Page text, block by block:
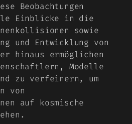
Beobachtungen
Einblicke in die
sowie
und Entwicklung von
hinaus ermöglichen
Modelle
zu verfeinern, um
von
auf kosmische